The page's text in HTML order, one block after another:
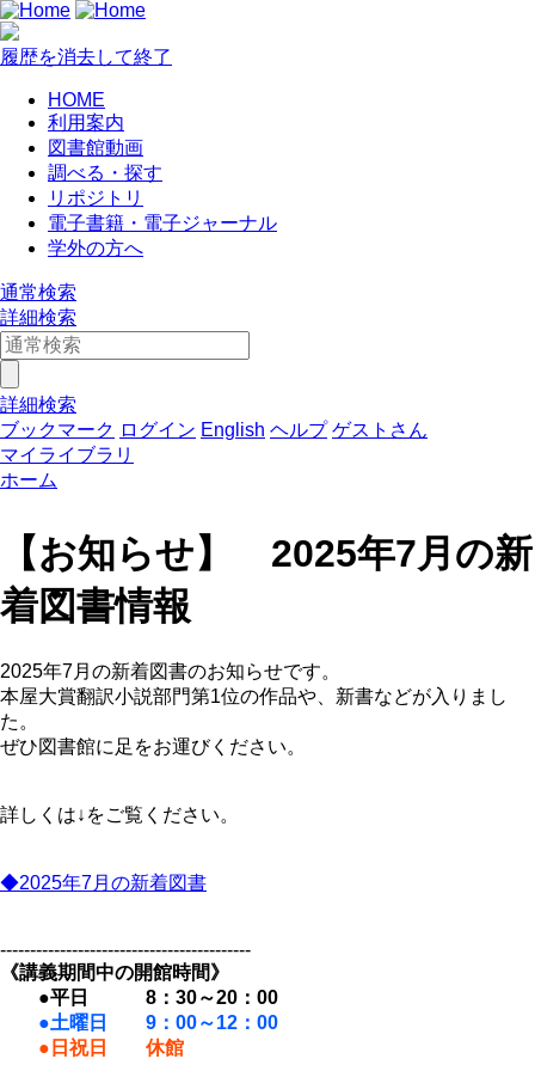
履歴を消去して終了
HOME
利用案内
図書館動画
調べる・探す
リポジトリ
電子書籍・電子ジャーナル
学外の方へ
通常検索
詳細検索
詳細検索
ブックマーク ログイン English ヘルプ ゲストさん
マイライブラリ
ホーム
【お知らせ】 2025年7月の新
着図書情報
2025年7月の新着図書のお知らせです。
本屋大賞翻訳小説部門第1位の作品や、新書などが入りまし
た。
ぜひ図書館に足をお運びください。
詳しくは↓をご覧ください。
◆2025年7月の新着図書
------------------------------------------
《講義期間中の開館時間》
●平日 8：30～20：00
●土曜日 9：00～12：00
●日祝日 休館